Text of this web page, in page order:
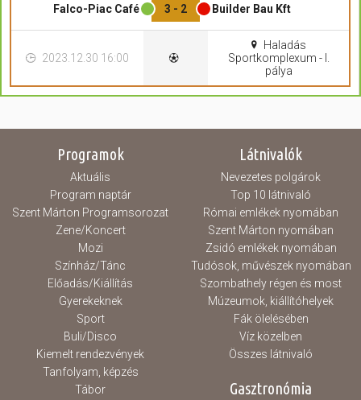
Falco-Piac Café 3 - 2 Builder Bau Kft
2023.12.30 16:00
Haladás
Sportkomplexum - I.
pálya
Programok
Aktuális
Program naptár
Szent Márton Programsorozat
Zene/Koncert
Mozi
Színház/Tánc
Előadás/Kiállítás
Gyerekeknek
Sport
Buli/Disco
Kiemelt rendezvények
Tanfolyam, képzés
Tábor
Látnivalók
Nevezetes polgárok
Top 10 látnivaló
Római emlékek nyomában
Szent Márton nyomában
Zsidó emlékek nyomában
Tudósok, művészek nyomában
Szombathely régen és most
Múzeumok, kiállítóhelyek
Fák ölelésében
Víz közelben
Összes látnivaló
Gasztronómia